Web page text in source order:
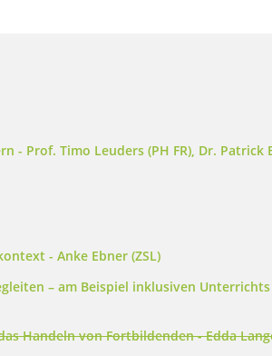
Prof. Timo Leuders (PH FR), Dr. Patrick
- Anke Ebner (ZSL)
– am Beispiel inklusiven Unterrichts -
Handeln von Fortbildenden - Edda